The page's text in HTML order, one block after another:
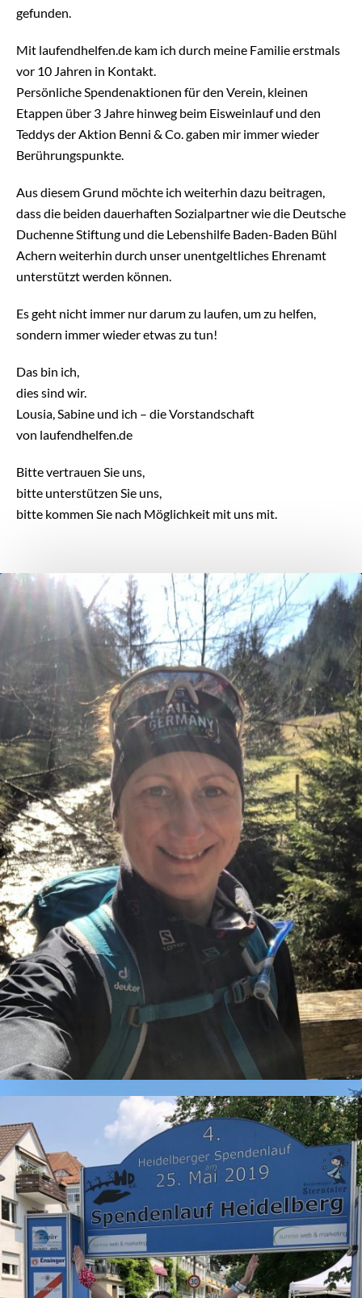
gefunden.
Mit laufendhelfen.de kam ich durch meine Familie erstmals
vor 10 Jahren in Kontakt.
Persönliche Spendenaktionen für den Verein, kleinen
Etappen über 3 Jahre hinweg beim Eisweinlauf und den
Teddys der Aktion Benni & Co. gaben mir immer wieder
Berührungspunkte.
Aus diesem Grund möchte ich weiterhin dazu beitragen,
dass die beiden dauerhaften Sozialpartner wie die Deutsche
Duchenne Stiftung und die Lebenshilfe Baden-Baden Bühl
Achern weiterhin durch unser unentgeltliches Ehrenamt
unterstützt werden können.
Es geht nicht immer nur darum zu laufen, um zu helfen,
sondern immer wieder etwas zu tun!
Das bin ich,
dies sind wir.
Lousia, Sabine und ich – die Vorstandschaft
von laufendhelfen.de
Bitte vertrauen Sie uns,
bitte unterstützen Sie uns,
bitte kommen Sie nach Möglichkeit mit uns mit.